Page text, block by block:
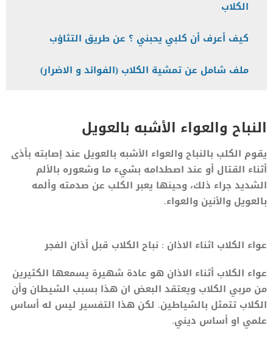
الكلاب
كيف أعرف أن كلبي يحبني ؟ عن طريق التثاؤب
ملف شامل عن تمشية الكلاب (الفوائد و الاضرار)
النباح والعواء الأشبه بالعويل
يقوم الكلب بالنباح والعواء الأشبه بالعويل عند إصابته بأذى
أثناء القتال أو عند اصطدامه بشيء ما وشعوره بالألم
الشديد جراء ذلك، وحينها يعبر الكلب عن صدمته وألمه
بالعويل والأنين والعواء.
عواء الكلاب اثناء الاذان : نباح الكلاب قبل أذان الفجر
عواء الكلاب أثناء الاذان هو عادة شهيرة يسمعها الكثيرين
من مربي الكلاب ويعتقد البعض ان هذا بسبب الشيطان وأن
الكلاب تتمثل بالشياطين. لكن هذا التفسير ليس له أساس
علمي او أساس ديني.